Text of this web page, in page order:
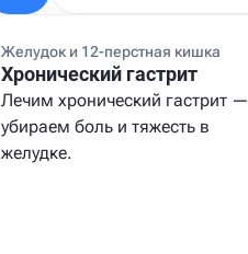
Желудок и 12-перстная кишка
Хронический гастрит
Лечим хронический гастрит —
убираем боль и тяжесть в
желудке.